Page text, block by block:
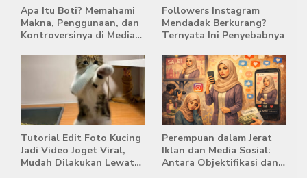
Apa Itu Boti? Memahami
Makna, Penggunaan, dan
Kontroversinya di Media
Followers Instagram
Mendadak Berkurang?
Ternyata Ini Penyebabnya
Tutorial Edit Foto Kucing
Jadi Video Joget Viral,
Mudah Dilakukan Lewat
Perempuan dalam Jerat
Iklan dan Media Sosial:
Antara Objektifikasi dan